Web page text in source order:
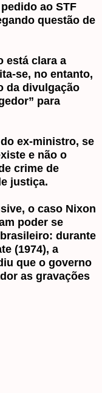
ao STF
questão de
está clara a
se, no entanto,
da divulgação
para
ex-ministro, se
e não o
crime de
justiça.
o caso Nixon
poder se
durante
(1974), a
que o governo
as gravações